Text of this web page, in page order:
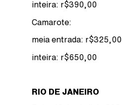
inteira: r$390,00
Camarote:
meia entrada: r$325,00
inteira: r$650,00
RIO DE JANEIRO